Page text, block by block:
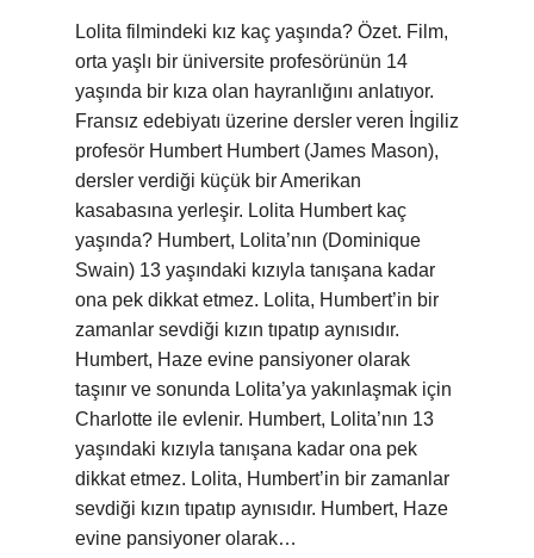
Lolita filmindeki kız kaç yaşında? Özet. Film,
orta yaşlı bir üniversite profesörünün 14
yaşında bir kıza olan hayranlığını anlatıyor.
Fransız edebiyatı üzerine dersler veren İngiliz
profesör Humbert Humbert (James Mason),
dersler verdiği küçük bir Amerikan
kasabasına yerleşir. Lolita Humbert kaç
yaşında? Humbert, Lolita’nın (Dominique
Swain) 13 yaşındaki kızıyla tanışana kadar
ona pek dikkat etmez. Lolita, Humbert’in bir
zamanlar sevdiği kızın tıpatıp aynısıdır.
Humbert, Haze evine pansiyoner olarak
taşınır ve sonunda Lolita’ya yakınlaşmak için
Charlotte ile evlenir. Humbert, Lolita’nın 13
yaşındaki kızıyla tanışana kadar ona pek
dikkat etmez. Lolita, Humbert’in bir zamanlar
sevdiği kızın tıpatıp aynısıdır. Humbert, Haze
evine pansiyoner olarak…